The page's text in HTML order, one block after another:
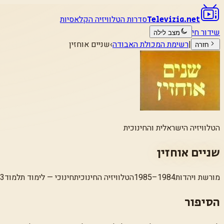
Televizia.netסדרות הטלוויזיה הקלאסיות
שידור חי
מצב לילה
חזרה
|רשימת המכולת האבודה›שניים אוחזין
הטלוויזיה הישראלית והחינוכית
שניים אוחזין
מורשת ויהדות1984–1985 הטלוויזיה החינוכיתחינוכי — לימוד תלמוד
הסיפור